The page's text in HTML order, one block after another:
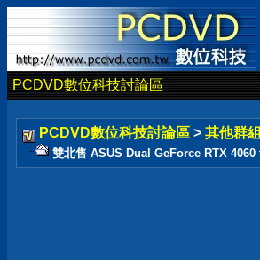
PCDVD數位科技討論區
PCDVD數位科技討論區 > 其他群組
雙北售 ASUS Dual GeForce RTX 4060